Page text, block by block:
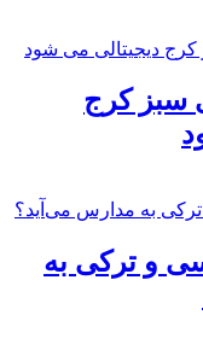
سبز کرج
و ترکی به